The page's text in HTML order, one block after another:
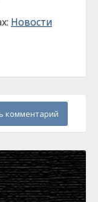
Новости
комментарий